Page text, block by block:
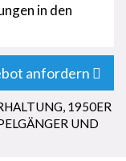
in den
anfordern
, 1950ER
UND